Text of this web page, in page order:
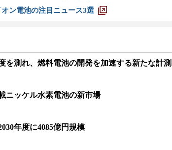
ン電池の注目ニュース3選
を測れ、燃料電池の開発を加速する新たな計測
ニッケル水素電池の新市場
年度に4085億円規模